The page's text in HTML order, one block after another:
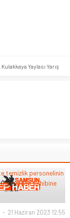
Kulakkaya Yaylası Yarış
21 Haziran 2023 12:55